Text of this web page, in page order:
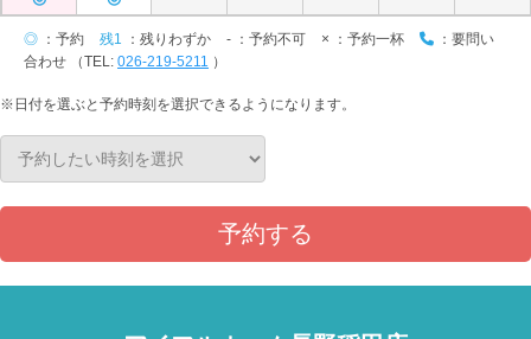
◎ ：予約 残1 ：残りわずか - ：予約不可 × ：予約一杯
：要問い
合わせ （TEL: 026-219-5211 ）
※日付を選ぶと予約時刻を選択できるようになります。
予約する